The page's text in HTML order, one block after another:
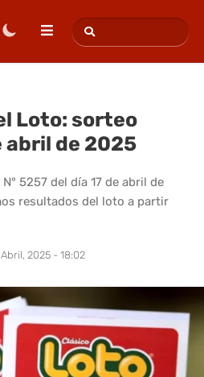
Loto: sorteo
abril de 2025
5257 del día 17 de abril de
resultados del loto a partir
Abril, 2025 - 18:02